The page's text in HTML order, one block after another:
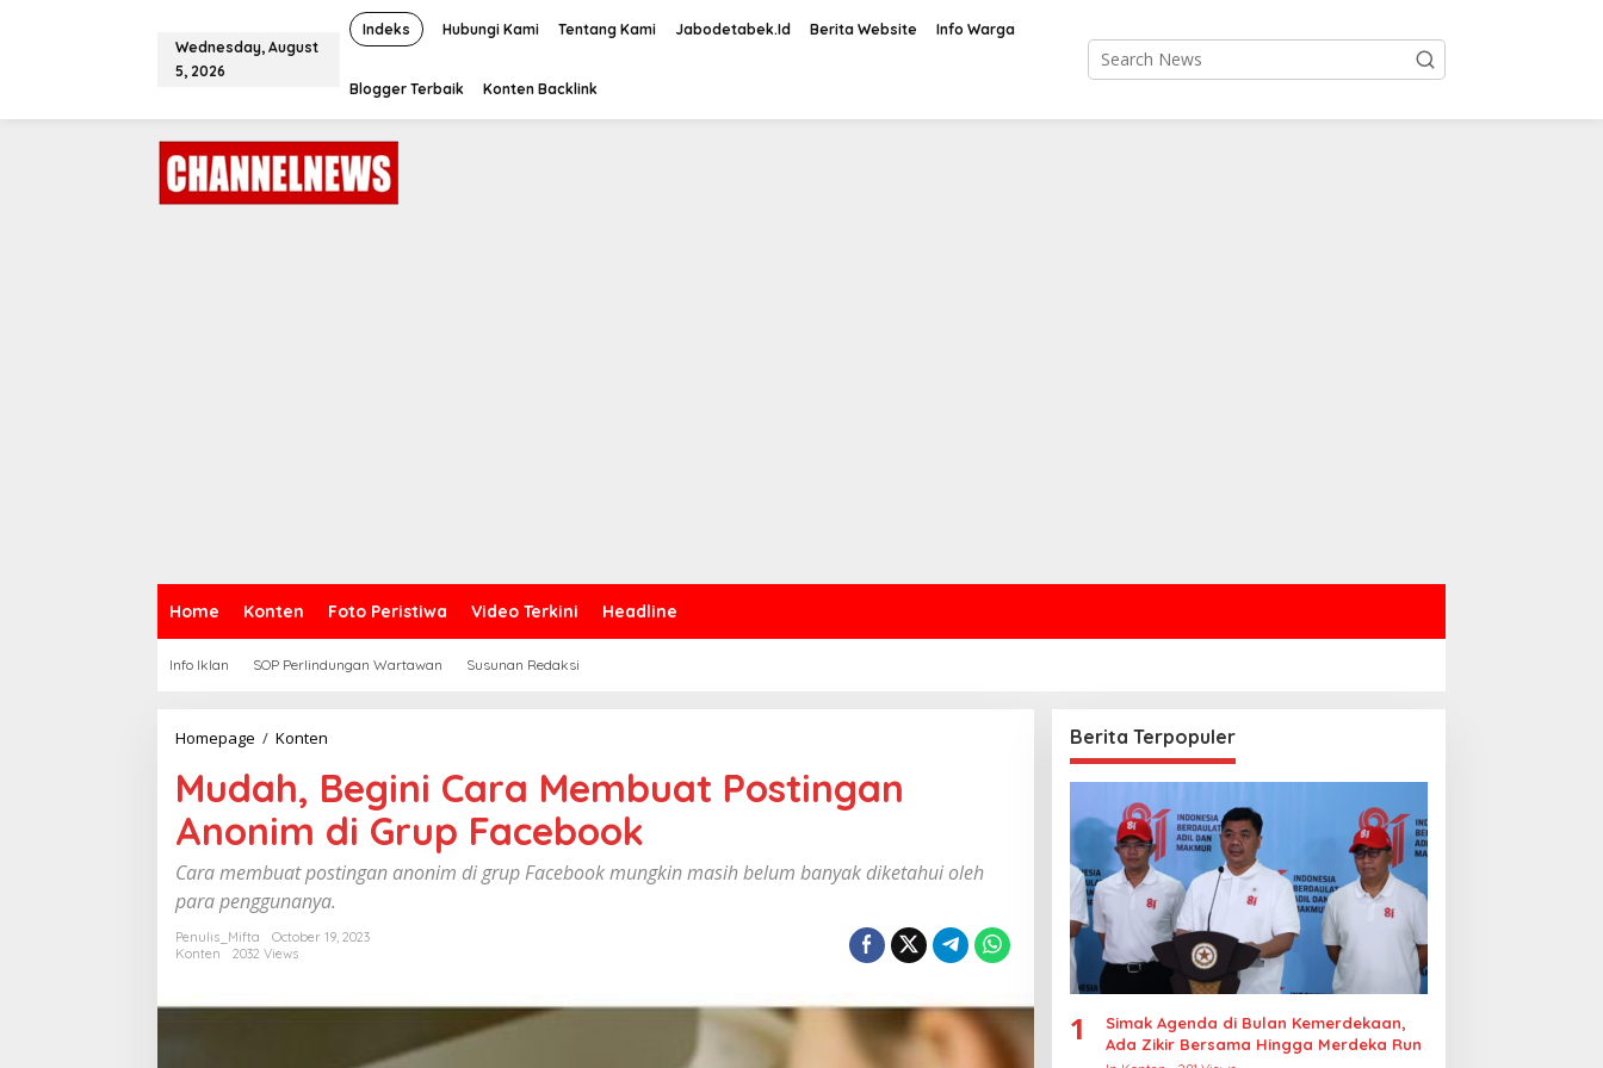
o
Wednesday, August
5, 2026
Indeks Hubungi Kami Tentang Kami Jabodetabek.Id Berita Website Info Warga
Blogger Terbaik Konten Backlink
Home Konten Foto Peristiwa Video Terkini Headline
Info Iklan SOP Perlindungan Wartawan Susunan Redaksi
Homepage / Konten
d
a
h
,
B
g
i
Mudah, Begini Cara Membuat Postingan
Anonim di Grup Facebook
Cara membuat postingan anonim di grup Facebook mungkin masih belum banyak diketahui oleh
para penggunanya.
Penulis_Mifta
October 19, 2023
Konten
2032 Views
Berita Terpopuler
1
Simak Agenda di Bulan Kemerdekaan,
Ada Zikir Bersama Hingga Merdeka Run